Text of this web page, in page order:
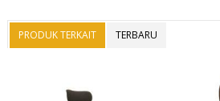
PRODUK TERKAIT TERBARU